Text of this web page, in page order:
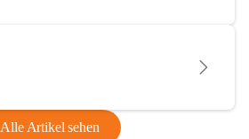
Alle Artikel sehen